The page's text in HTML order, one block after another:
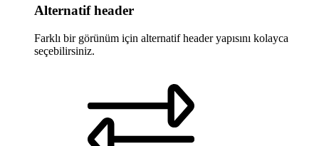
Alternatif header
Farklı bir görünüm için alternatif header yapısını kolayca
seçebilirsiniz.